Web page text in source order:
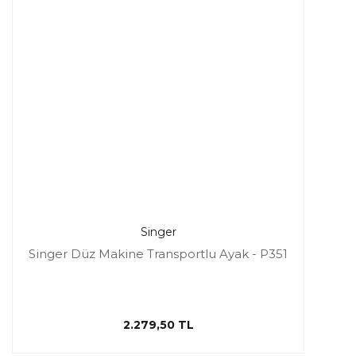
Singer
Singer Düz Makine Transportlu Ayak - P351
2.279,50 TL